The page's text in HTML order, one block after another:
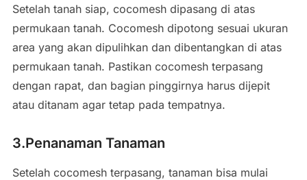
Setelah tanah siap, cocomesh dipasang di atas
permukaan tanah. Cocomesh dipotong sesuai ukuran
area yang akan dipulihkan dan dibentangkan di atas
permukaan tanah. Pastikan cocomesh terpasang
dengan rapat, dan bagian pinggirnya harus dijepit
atau ditanam agar tetap pada tempatnya.
3.Penanaman Tanaman
Setelah cocomesh terpasang, tanaman bisa mulai